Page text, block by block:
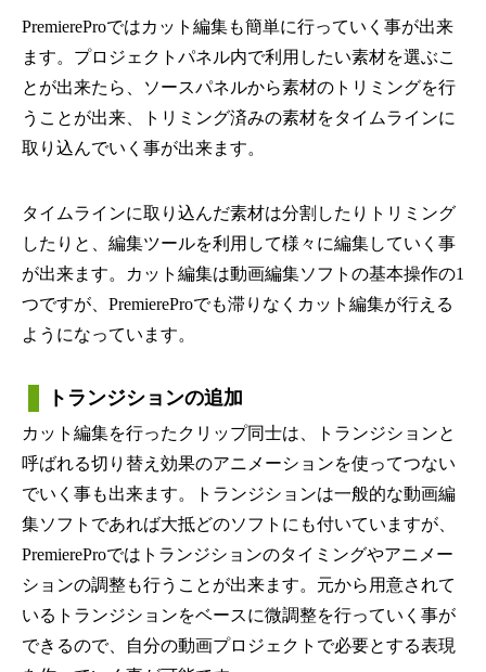
PremiereProではカット編集も簡単に行っていく事が出来
ます。プロジェクトパネル内で利用したい素材を選ぶこ
とが出来たら、ソースパネルから素材のトリミングを行
うことが出来、トリミング済みの素材をタイムラインに
取り込んでいく事が出来ます。
タイムラインに取り込んだ素材は分割したりトリミング
したりと、編集ツールを利用して様々に編集していく事
が出来ます。カット編集は動画編集ソフトの基本操作の1
つですが、PremiereProでも滞りなくカット編集が行える
ようになっています。
トランジションの追加
カット編集を行ったクリップ同士は、トランジションと
呼ばれる切り替え効果のアニメーションを使ってつない
でいく事も出来ます。トランジションは一般的な動画編
集ソフトであれば大抵どのソフトにも付いていますが、
PremiereProではトランジションのタイミングやアニメー
ションの調整も行うことが出来ます。元から用意されて
いるトランジションをベースに微調整を行っていく事が
できるので、自分の動画プロジェクトで必要とする表現